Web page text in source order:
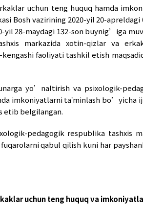
o’rtasidagi
va madaniyat, ta’lim
va psixologik-
huquq hamda
qizlar va erkaklar uchun
Respublikasi Bosh
maslahat-kengashi